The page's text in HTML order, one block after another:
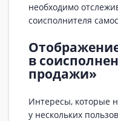
необходимо
соисполнителя
в
продажи»
Интересы, которые
у нескольких